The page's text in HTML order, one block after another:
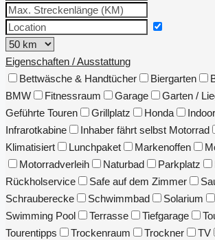
Eigenschaften / Ausstattung
Bettwäsche & Handtücher
Biergarten
BMW
Fitnessraum Garage
Garten /
Geführte Touren
Grillplatz Honda
Infrarotkabine
Inhaber fährt selbst Motorrad
Klimatisiert
Lunchpaket Markenoffen
Motorradverleih
Naturbad Parkplatz
Rückholservice
Safe auf dem Zimmer
Schrauberecke
Schwimmbad Solarium
Swimming Pool
Terrasse Tiefgarage
Tourentipps
Trockenraum Trockner TV